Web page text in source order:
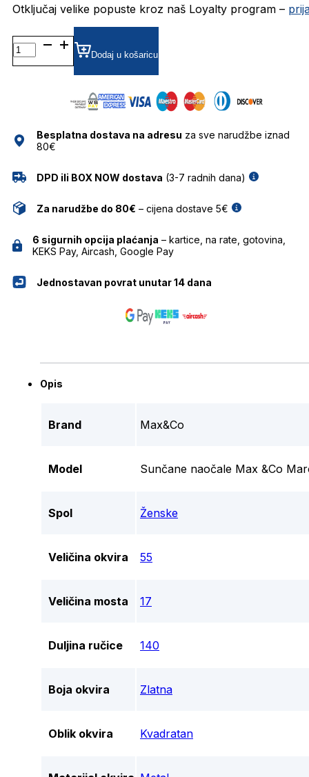
Otključaj velike popuste kroz naš Loyalty program –
MO0016/S
GRADIJENT SUNČANE
NAOČALE
Dodaj u košaricu
Besplatna dostava na adresu za sve narudžbe iznad
80€
DPD ili BOX NOW dostava (3-7 radnih dana)
Za narudžbe do 80€ – cijena dostave 5€
6 sigurnih opcija plaćanja – kartice, na rate, gotovina,
KEKS Pay, Aircash, Google Pay
Jednostavan povrat unutar 14 dana
Opis
Brand Max&Co
Model Sunčane naočale Max &Co
Spol Ženske
Veličina okvira 55
Veličina mosta 17
Duljina ručice 140
Boja okvira Zlatna
Oblik okvira Kvadratan